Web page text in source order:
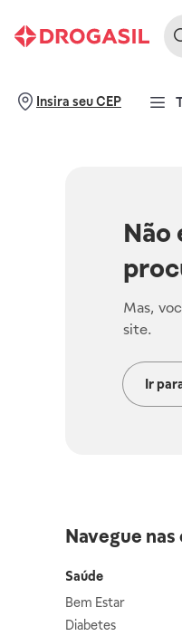
Insira seu CEP
Não
Mas,
site.
Ir
Navegue
Saúde
Bem Estar
Diabetes